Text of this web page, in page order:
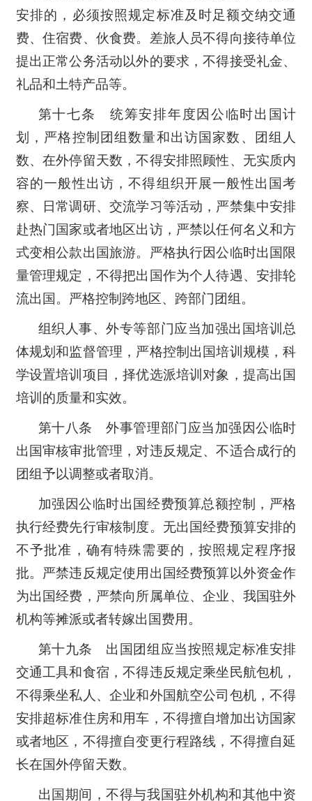
安排的，必须按照规定标准及时足额交纳交通
费、住宿费、伙食费。差旅人员不得向接待单位
提出正常公务活动以外的要求，不得接受礼金、
礼品和土特产品等。
第十七条 统筹安排年度因公临时出国计
划，严格控制团组数量和出访国家数、团组人
数、在外停留天数，不得安排照顾性、无实质内
容的一般性出访，不得组织开展一般性出国考
察、日常调研、交流学习等活动，严禁集中安排
赴热门国家或者地区出访，严禁以任何名义和方
式变相公款出国旅游。严格执行因公临时出国限
量管理规定，不得把出国作为个人待遇、安排轮
流出国。严格控制跨地区、跨部门团组。
组织人事、外专等部门应当加强出国培训总
体规划和监督管理，严格控制出国培训规模，科
学设置培训项目，择优选派培训对象，提高出国
培训的质量和实效。
第十八条 外事管理部门应当加强因公临时
出国审核审批管理，对违反规定、不适合成行的
团组予以调整或者取消。
加强因公临时出国经费预算总额控制，严格
执行经费先行审核制度。无出国经费预算安排的
不予批准，确有特殊需要的，按照规定程序报
批。严禁违反规定使用出国经费预算以外资金作
为出国经费，严禁向所属单位、企业、我国驻外
机构等摊派或者转嫁出国费用。
第十九条 出国团组应当按照规定标准安排
交通工具和食宿，不得违反规定乘坐民航包机，
不得乘坐私人、企业和外国航空公司包机，不得
安排超标准住房和用车，不得擅自增加出访国家
或者地区，不得擅自变更行程路线，不得擅自延
长在国外停留天数。
出国期间，不得与我国驻外机构和其他中资